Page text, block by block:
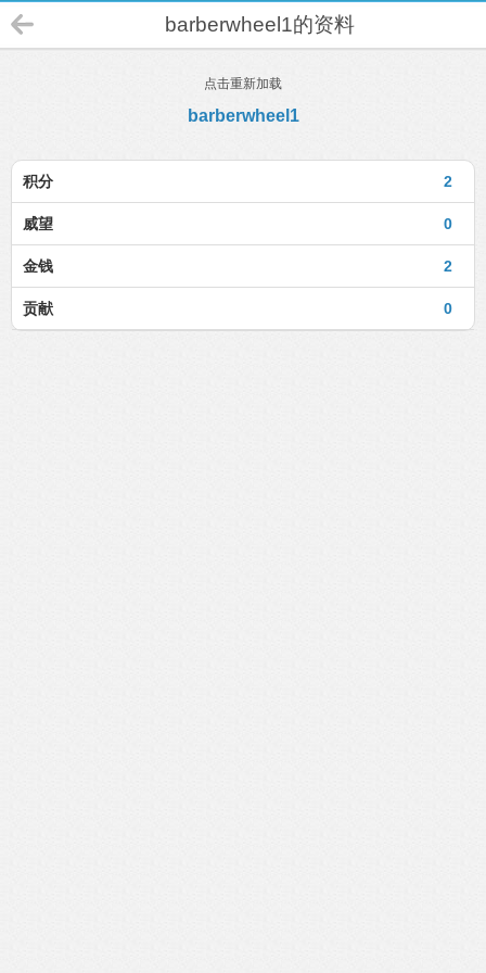
barberwheel1的资料
点击重新加载
barberwheel1
2
积分
0
威望
2
金钱
0
贡献